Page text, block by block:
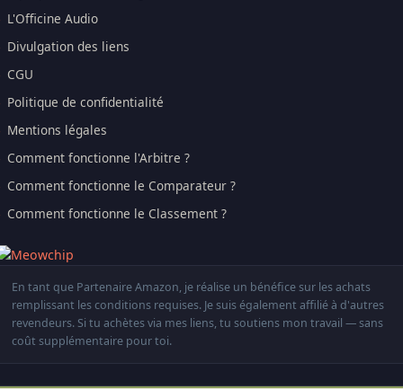
L'Officine Audio
Divulgation des liens
CGU
Politique de confidentialité
Mentions légales
Comment fonctionne l'Arbitre ?
Comment fonctionne le Comparateur ?
Comment fonctionne le Classement ?
En tant que Partenaire Amazon, je réalise un bénéfice sur les achats
remplissant les conditions requises. Je suis également affilié à d'autres
revendeurs. Si tu achètes via mes liens, tu soutiens mon travail — sans
coût supplémentaire pour toi.